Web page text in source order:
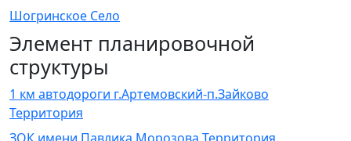
Шогринское Село
Элемент планировочной
структуры
1 км автодороги г.Артемовский-п.Зайково
Территория